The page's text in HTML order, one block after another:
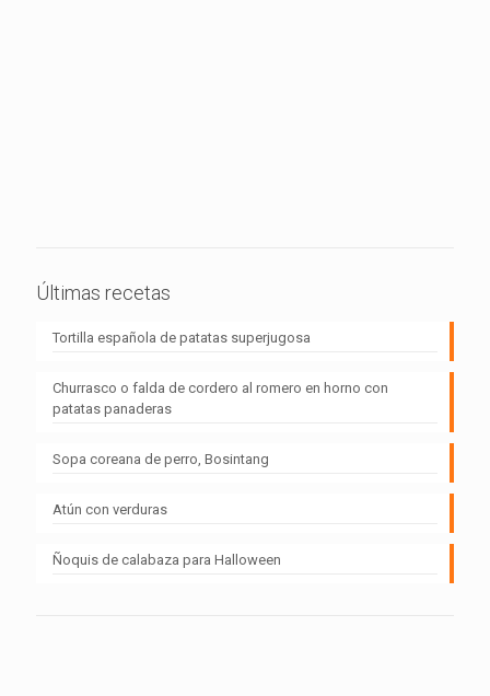
Últimas recetas
Tortilla española de patatas superjugosa
Churrasco o falda de cordero al romero en horno con
patatas panaderas
Sopa coreana de perro, Bosintang
Atún con verduras
Ñoquis de calabaza para Halloween